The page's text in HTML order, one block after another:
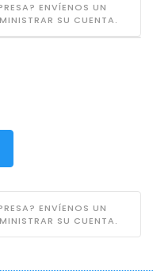
ENVÍENOS UN
SU CUENTA.
ENVÍENOS UN
SU CUENTA.